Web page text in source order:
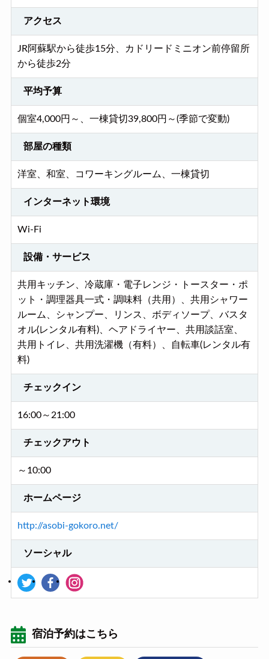
アクセス
JR阿蘇駅から徒歩15分、カドリードミニオン前停留所
から徒歩2分
平均予算
個室4,000円～、一棟貸切39,800円～(季節で変動)
部屋の種類
洋室、和室、コワーキングルーム、一棟貸切
インターネット環境
Wi-Fi
設備・サービス
共用キッチン、冷蔵庫・電子レンジ・トースター・ポ
ット・調理器具一式・調味料（共用）、共用シャワー
ルーム、シャンプー、リンス、ボディソープ、バスタ
オル(レンタル有料)、ヘアドライヤー、共用談話室、
共用トイレ、共用洗濯機（有料）、自転車(レンタル有
料)
チェックイン
16:00～21:00
チェックアウト
～10:00
ホームページ
http://asobi-gokoro.net/
ソーシャル
宿泊予約はこちら